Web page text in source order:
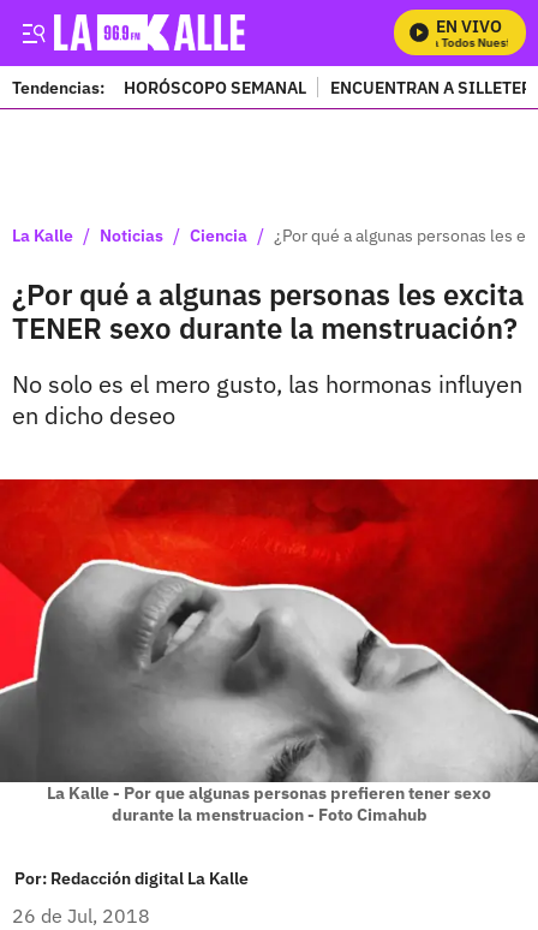
EN VIVO
Mira Todos Nuestros
Tendencias: HORÓSCOPO SEMANAL ENCUENTRAN A
La Kalle / Noticias / Ciencia / ¿Por qué a algunas personas les
¿Por qué a algunas personas les excita
TENER sexo durante la menstruación?
No solo es el mero gusto, las hormonas influyen
en dicho deseo
La Kalle - Por que algunas personas prefieren tener sexo
durante la menstruacion - Foto Cimahub
Por: Redacción digital La Kalle
26 de Jul, 2018